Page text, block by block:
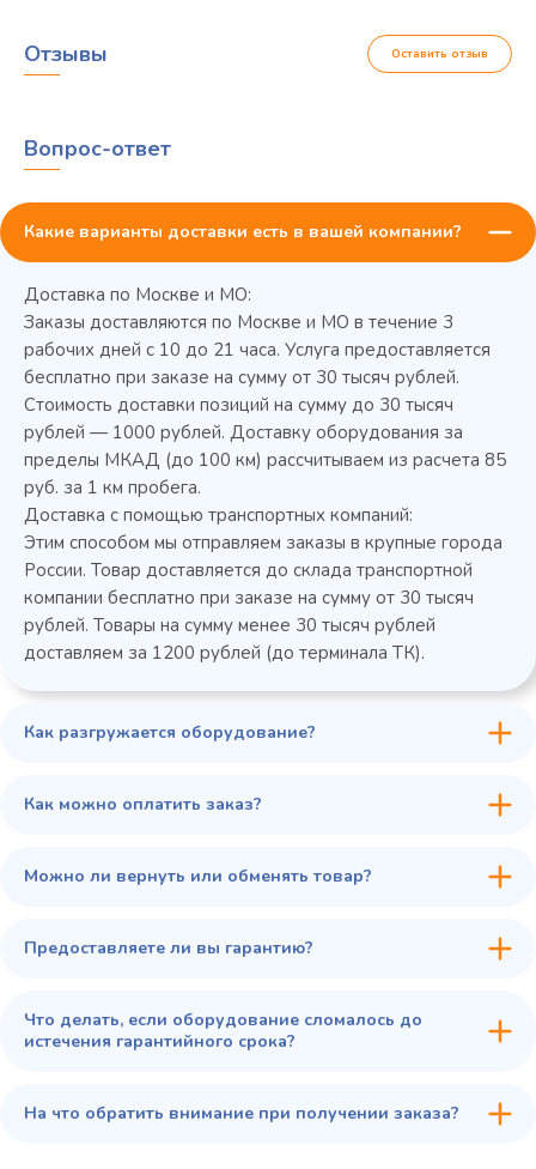
Колода разрубочная КР-5/5
45 900 ₽
Отзывы Оставить отзыв
Вопрос-ответ
Какие варианты доставки есть в вашей компании?
Доставка по Москве и МО:
Заказы доставляются по Москве и МО в течение 3
рабочих дней с 10 до 21 часа. Услуга предоставляется
бесплатно при заказе на сумму от 30 тысяч рублей.
Стоимость доставки позиций на сумму до 30 тысяч
рублей — 1000 рублей. Доставку оборудования за
пределы МКАД (до 100 км) рассчитываем из расчета 85
руб. за 1 км пробега.
Доставка с помощью транспортных компаний:
Этим способом мы отправляем заказы в крупные города
России. Товар доставляется до склада транспортной
компании бесплатно при заказе на сумму от 30 тысяч
рублей. Товары на сумму менее 30 тысяч рублей
доставляем за 1200 рублей (до терминала ТК).
Как разгружается оборудование?
Как можно оплатить заказ?
Можно ли вернуть или обменять товар?
Предоставляете ли вы гарантию?
Что делать, если оборудование сломалось до
истечения гарантийного срока?
На что обратить внимание при получении заказа?